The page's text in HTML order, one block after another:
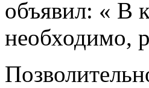
объявил: « В
необходимо,